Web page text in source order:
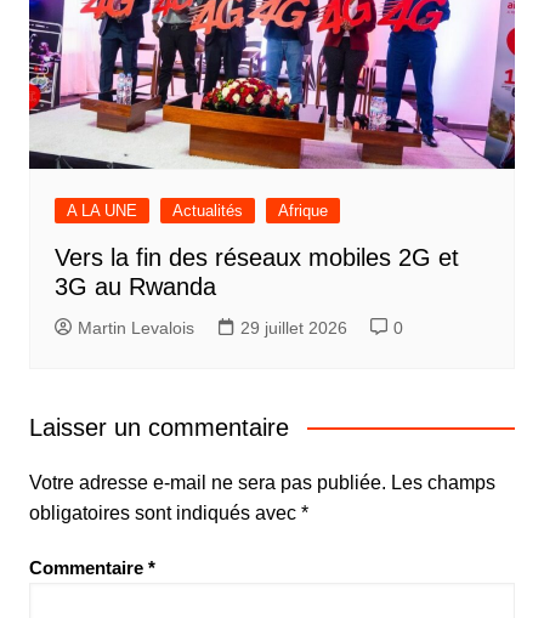
A LA UNE Actualités Afrique
Vers la fin des réseaux mobiles 2G et
3G au Rwanda
Martin Levalois 29 juillet 2026 0
Laisser un commentaire
Votre adresse e-mail ne sera pas publiée. Les champs
obligatoires sont indiqués avec *
Commentaire *